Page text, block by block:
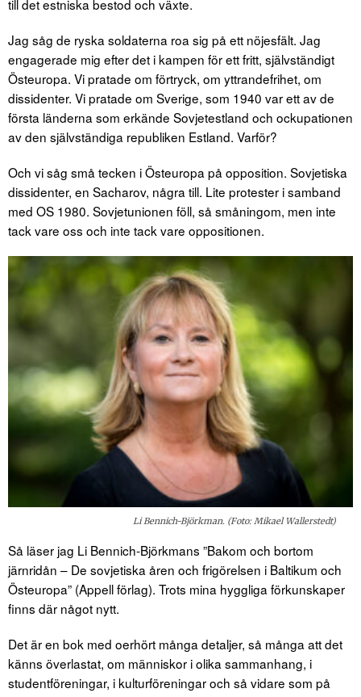
till det estniska bestod och växte.
Jag såg de ryska soldaterna roa sig på ett nöjesfält. Jag
engagerade mig efter det i kampen för ett fritt, självständigt
Östeuropa. Vi pratade om förtryck, om yttrandefrihet, om
dissidenter. Vi pratade om Sverige, som 1940 var ett av de
första länderna som erkände Sovjetestland och ockupationen
av den självständiga republiken Estland. Varför?
Och vi såg små tecken i Östeuropa på opposition. Sovjetiska
dissidenter, en Sacharov, några till. Lite protester i samband
med OS 1980. Sovjetunionen föll, så småningom, men inte
tack vare oss och inte tack vare oppositionen.
Li Bennich-Björkman. (Foto: Mikael Wallerstedt)
Så läser jag Li Bennich-Björkmans ”Bakom och bortom
järnridån – De sovjetiska åren och frigörelsen i Baltikum och
Östeuropa” (Appell förlag). Trots mina hyggliga förkunskaper
finns där något nytt.
Det är en bok med oerhört många detaljer, så många att det
känns överlastat, om människor i olika sammanhang, i
studentföreningar, i kulturföreningar och så vidare som på